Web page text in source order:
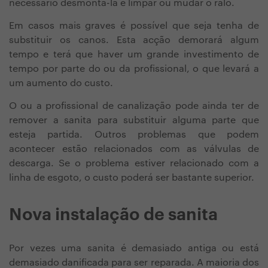
necessário desmontá-la e limpar ou mudar o ralo.
Em casos mais graves é possível que seja tenha de
substituir os canos. Esta acção demorará algum
tempo e terá que haver um grande investimento de
tempo por parte do ou da profissional, o que levará a
um aumento do custo.
O ou a profissional de canalização pode ainda ter de
remover a sanita para substituir alguma parte que
esteja partida. Outros problemas que podem
acontecer estão relacionados com as válvulas de
descarga. Se o problema estiver relacionado com a
linha de esgoto, o custo poderá ser bastante superior.
Nova instalação de sanita
Por vezes uma sanita é demasiado antiga ou está
demasiado danificada para ser reparada. A maioria dos